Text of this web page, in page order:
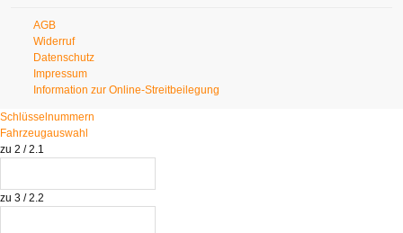
AGB
Widerruf
Datenschutz
Impressum
Information zur Online-Streitbeilegung
Schlüsselnummern
Fahrzeugauswahl
zu 2 / 2.1
zu 3 / 2.2